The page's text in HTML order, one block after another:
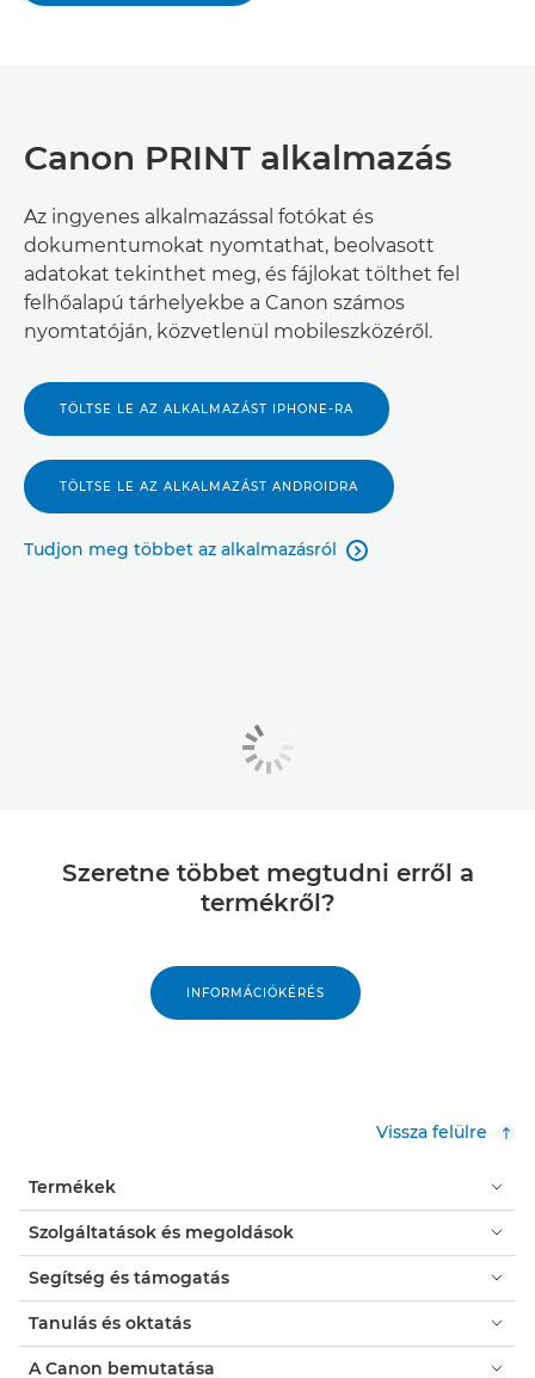
Canon PRINT alkalmazás
Az ingyenes alkalmazással fotókat és
dokumentumokat nyomtathat, beolvasott
adatokat tekinthet meg, és fájlokat tölthet fel
felhőalapú tárhelyekbe a Canon számos
nyomtatóján, közvetlenül mobileszközéről.
TÖLTSE LE AZ ALKALMAZÁST IPHONE-RA
TÖLTSE LE AZ ALKALMAZÁST ANDROIDRA
Tudjon meg többet az alkalmazásról 
Szeretne többet megtudni erről a
termékről?
INFORMÁCIÓKÉRÉS
Vissza felülre
Termékek
Szolgáltatások és megoldások
Segítség és támogatás
Tanulás és oktatás
A Canon bemutatása